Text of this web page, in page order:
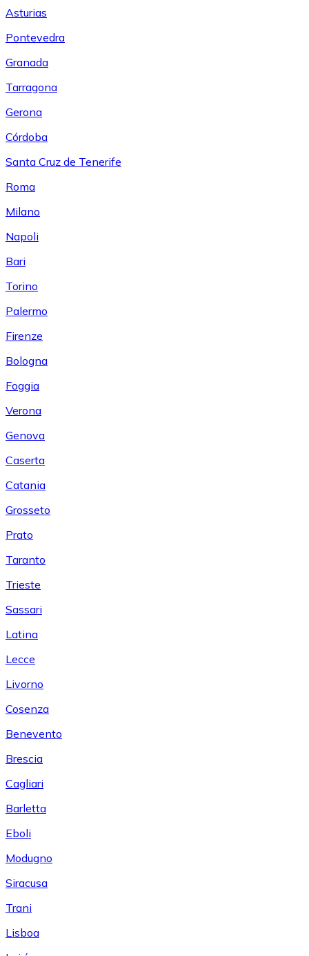
Asturias
Pontevedra
Granada
Tarragona
Gerona
Córdoba
Santa Cruz de Tenerife
Roma
Milano
Napoli
Bari
Torino
Palermo
Firenze
Bologna
Foggia
Verona
Genova
Caserta
Catania
Grosseto
Prato
Taranto
Trieste
Sassari
Latina
Lecce
Livorno
Cosenza
Benevento
Brescia
Cagliari
Barletta
Eboli
Modugno
Siracusa
Trani
Lisboa